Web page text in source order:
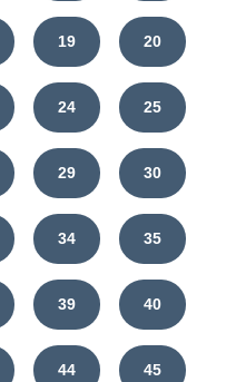
19 20
24 25
29 30
34 35
39 40
44 45